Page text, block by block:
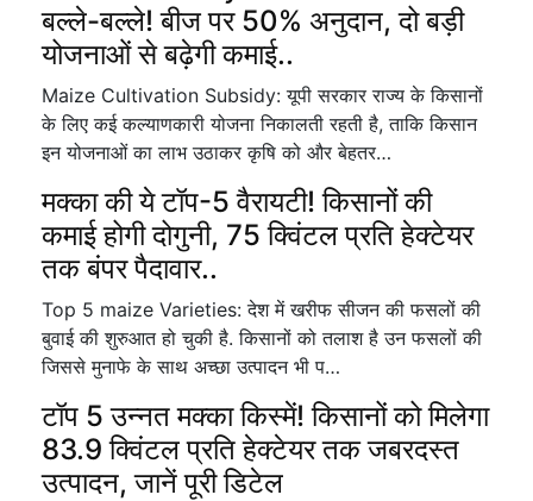
बल्ले-बल्ले! बीज पर 50% अनुदान, दो बड़ी
योजनाओं से बढ़ेगी कमाई..
Maize Cultivation Subsidy: यूपी सरकार राज्य के किसानों
के लिए कई कल्याणकारी योजना निकालती रहती है, ताकि किसान
इन योजनाओं का लाभ उठाकर कृषि को और बेहतर…
मक्का की ये टॉप-5 वैरायटी! किसानों की
कमाई होगी दोगुनी, 75 क्विंटल प्रति हेक्टेयर
तक बंपर पैदावार..
Top 5 maize Varieties: देश में खरीफ सीजन की फसलों की
बुवाई की शुरुआत हो चुकी है. किसानों को तलाश है उन फसलों की
जिससे मुनाफे के साथ अच्छा उत्पादन भी प…
टॉप 5 उन्नत मक्का किस्में! किसानों को मिलेगा
83.9 क्विंटल प्रति हेक्टेयर तक जबरदस्त
उत्पादन, जानें पूरी डिटेल